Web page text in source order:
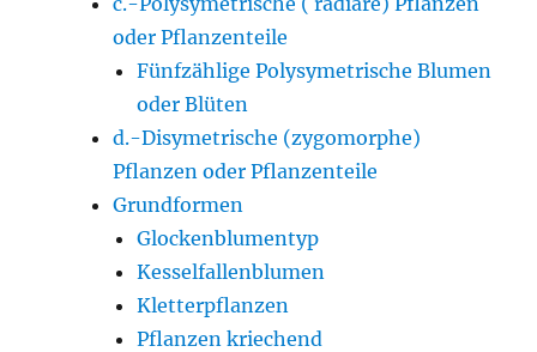
oder Pflanzenteile
Fünfzählige Polysymetrische Blumen
oder Blüten
d.-Disymetrische (zygomorphe)
Pflanzen oder Pflanzenteile
Grundformen
Glockenblumentyp
Kesselfallenblumen
Kletterpflanzen
Pflanzen kriechend